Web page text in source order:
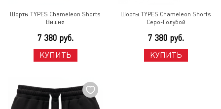
Шорты TYPES Chameleon Shorts
Вишня
7 380 руб.
КУПИТЬ
Шорты TYPES Chameleon Shorts
Серо-Голубой
7 380 руб.
КУПИТЬ